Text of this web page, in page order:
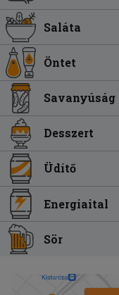
Saláta
Öntet
Savanyúság
Desszert
Üdítő
Energiaital
Sör